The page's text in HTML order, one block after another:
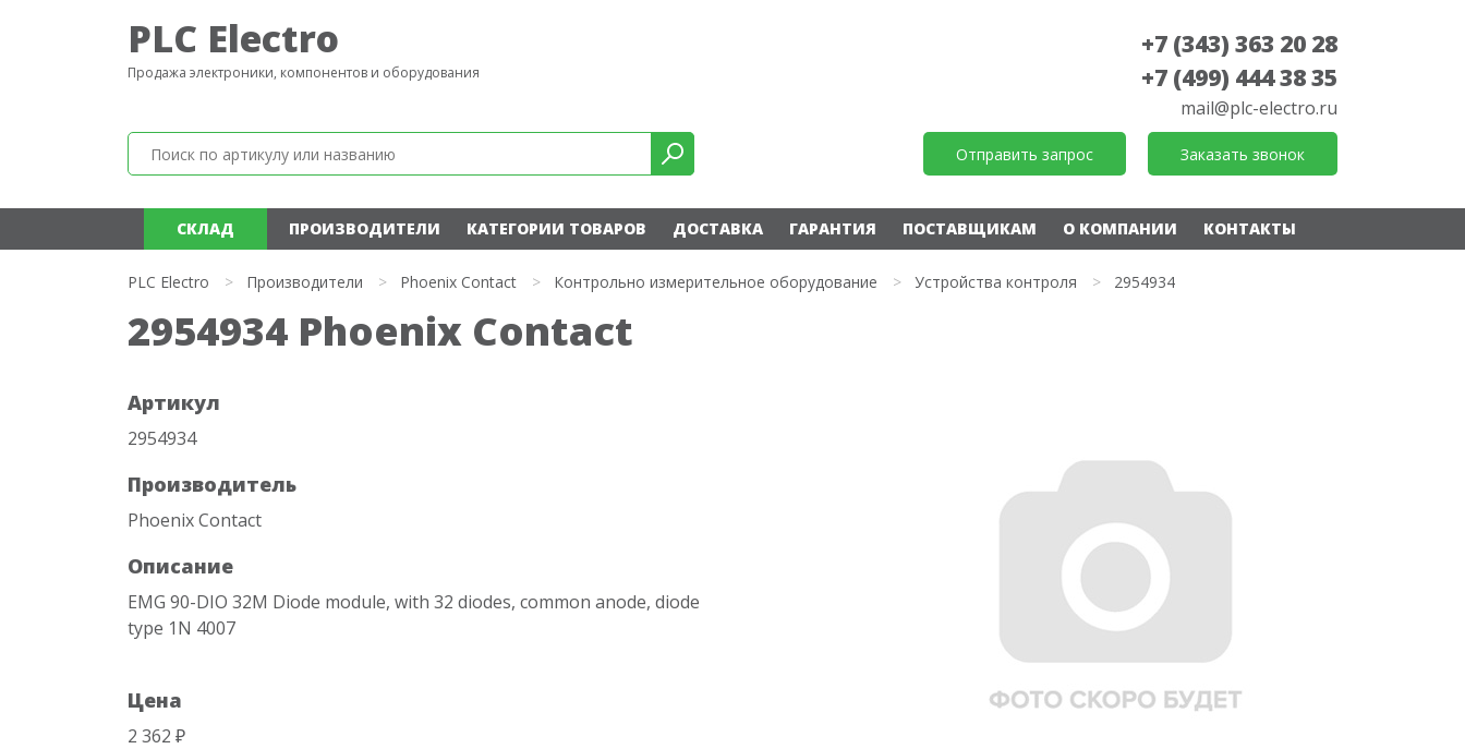
PLC Electro
Продажа электроники, компонентов и оборудования
+7 (343) 363 20 28
+7 (499) 444 38 35
mail@plc-electro.ru
Отправить запрос Заказать звонок
СКЛАД ПРОИЗВОДИТЕЛИ КАТЕГОРИИ ТОВАРОВ ДОСТАВКА ГАРАНТИЯ ПОСТАВЩИКАМ О КОМПАНИИ КОНТАКТЫ
PLC Electro > Производители > Phoenix Contact > Контрольно измерительное оборудование > Устройства контроля > 2954934
2954934 Phoenix Contact
Артикул
2954934
Производитель
Phoenix Contact
Описание
EMG 90-DIO 32M Diode module, with 32 diodes, common anode, diode
type 1N 4007
Цена
2 362 ₽